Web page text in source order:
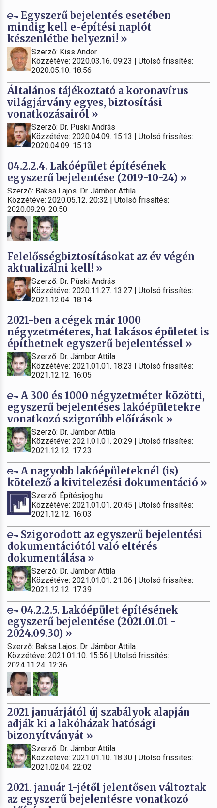
Egyszerű bejelentés esetében
mindig kell e-építési naplót
készenlétbe helyezni! »
Szerző: Kiss Andor
Közzétéve: 2020.03.16. 09:23 | Utolsó frissítés:
2020.05.10. 18:56
Általános tájékoztató a koronavírus
világjárvány egyes, biztosítási
vonatkozásairól »
Szerző: Dr. Püski András
Közzétéve: 2020.04.09. 15:13 | Utolsó frissítés:
2020.04.09. 15:13
04.2.2.4. Lakóépület építésének
egyszerű bejelentése (2019-10-24) »
Szerző: Baksa Lajos, Dr. Jámbor Attila
Közzétéve: 2020.05.12. 20:32 | Utolsó frissítés:
2020.09.29. 20:50
Felelősségbiztosításokat az év végén
aktualizálni kell! »
Szerző: Dr. Püski András
Közzétéve: 2020.11.27. 13:27 | Utolsó frissítés:
2021.12.04. 18:14
2021-ben a cégek már 1000
négyzetméteres, hat lakásos épületet is
építhetnek egyszerű bejelentéssel »
Szerző: Dr. Jámbor Attila
Közzétéve: 2021.01.01. 18:23 | Utolsó frissítés:
2021.12.12. 16:05
A 300 és 1000 négyzetméter közötti,
egyszerű bejelentéses lakóépületekre
vonatkozó szigorúbb előírások »
Szerző: Dr. Jámbor Attila
Közzétéve: 2021.01.01. 20:29 | Utolsó frissítés:
2021.12.12. 17:23
A nagyobb lakóépületeknél (is)
kötelező a kivitelezési dokumentáció »
Szerző: Építésijog.hu
Közzétéve: 2021.01.01. 20:45 | Utolsó frissítés:
2021.12.12. 16:03
Szigorodott az egyszerű bejelentési
dokumentációtól való eltérés
dokumentálása »
Szerző: Dr. Jámbor Attila
Közzétéve: 2021.01.01. 21:06 | Utolsó frissítés:
2021.12.12. 17:39
04.2.2.5. Lakóépület építésének
egyszerű bejelentése (2021.01.01 -
2024.09.30) »
Szerző: Baksa Lajos, Dr. Jámbor Attila
Közzétéve: 2021.01.10. 15:56 | Utolsó frissítés:
2024.11.24. 12:36
2021 januárjától új szabályok alapján
adják ki a lakóházak hatósági
bizonyítványát »
Szerző: Dr. Jámbor Attila
Közzétéve: 2021.01.10. 18:30 | Utolsó frissítés:
2021.02.04. 22:02
2021. január 1-jétől jelentősen változtak
az egyszerű bejelentésre vonatkozó